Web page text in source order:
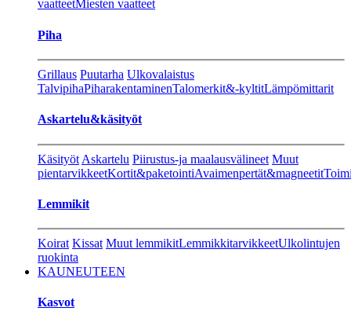
vaatteetMiesten vaatteet
Piha
Grillaus Puutarha Ulkovalaistus
TalvipihaPiharakentaminenTalomerkit&-kyltitLämpömittarit
Askartelu&käsityöt
Käsityöt Askartelu Piirustus-ja maalausvälineet Muut
pientarvikkeetKortit&paketointiAvaimenpertät&magneetit
Lemmikit
Koirat Kissat Muut lemmikitLemmikkitarvikkeetUlkolintujen
ruokinta
KAUNEUTEEN
Kasvot